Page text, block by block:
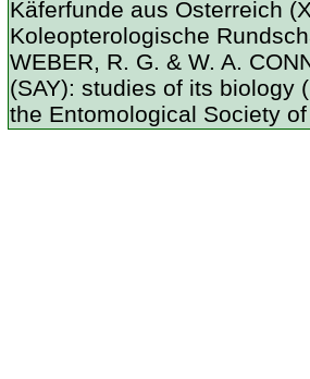
Käferfunde aus Österreich
Koleopterologische
WEBER, R. G. & W. A.
(SAY): studies of its biology
the Entomological Society